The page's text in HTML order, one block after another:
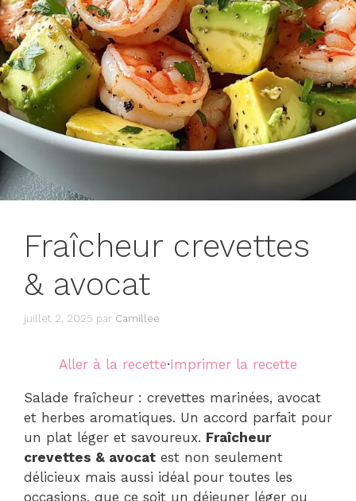
Fraîcheur crevettes
& avocat
juillet 2, 2025 par Camillee
Aller à la recette·Imprimer la recette
Salade fraîcheur : crevettes marinées, avocat
et herbes aromatiques. Un accord parfait pour
un plat léger et savoureux. Fraîcheur
crevettes & avocat est non seulement
délicieux mais aussi idéal pour toutes les
occasions, que ce soit un déjeuner léger ou